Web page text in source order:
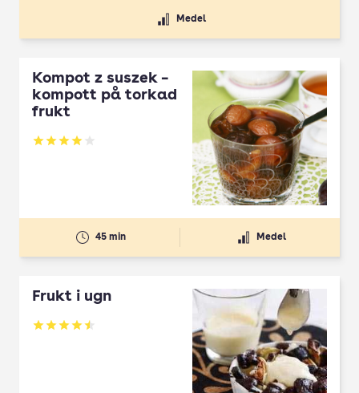
Medel
Kompot z suszek –
kompott på torkad
frukt
Betyg: 4 av 5
45 min Medel
Frukt i ugn
Betyg: 4.5 av 5